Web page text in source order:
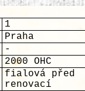
1
Praha
-
2000 OHC
fialová před
renovací